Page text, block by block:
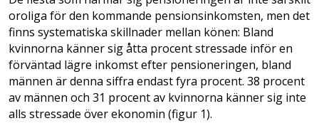
oroliga för den kommande pensionsinkomsten, men det
finns systematiska skillnader mellan könen: Bland
kvinnorna känner sig åtta procent stressade inför en
förväntad lägre inkomst efter pensioneringen, bland
männen är denna siffra endast fyra procent. 38 procent
av männen och 31 procent av kvinnorna känner sig inte
alls stressade över ekonomin (figur 1).